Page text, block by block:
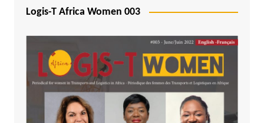
Logis-T Africa Women 003